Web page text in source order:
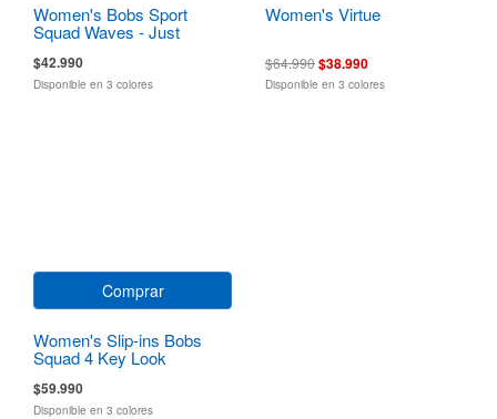
Women's Bobs Sport
Squad Waves - Just
Wading
$42.990
Disponible en 3 colores
Women's Virtue
$64.990$38.990
Disponible en 3 colores
Comprar
Women's Slip-ins Bobs
Squad 4 Key Look
$59.990
Disponible en 3 colores